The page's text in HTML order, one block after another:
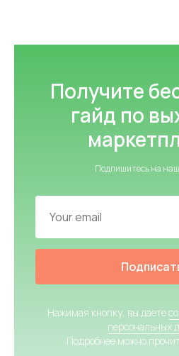
Получите
гайд по
Подпишитесь на
Нажимая кнопку, вы даете
персональных
Подробнее можно